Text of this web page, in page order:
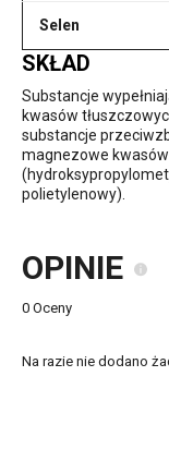
Selen
SKŁAD
Substancje
kwasów
substancje
magnezowe
polietylenowy).
OPINIE
0 Oceny
Na razie nie dodano